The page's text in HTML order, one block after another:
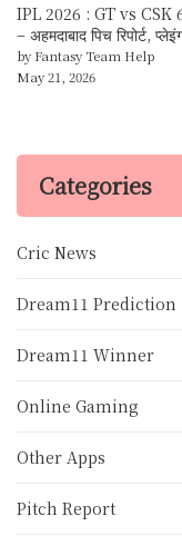
IPL 2026 : GT vs
– अहमदाबाद पिच रिपोर्ट,
by Fantasy Team Help
May 21, 2026
Categories
Cric News
Dream11 Prediction
Dream11 Winner
Online Gaming
Other Apps
Pitch Report